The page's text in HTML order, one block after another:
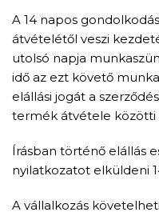
A 14 napos
átvételétől veszi
utolsó napja
idő az ezt követő
elállási jogát a
termék átvétele közötti
Írásban történő elállás
nyilatkozatot elküldeni
A vállalkozás